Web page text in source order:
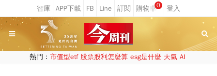
0
熱門： 市值型etf 股票股利怎麼算 esg是什麼 天氣 AI